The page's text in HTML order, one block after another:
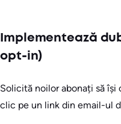
Implementează
opt-in)
Solicită noilor abonați să
clic pe un link din email-ul